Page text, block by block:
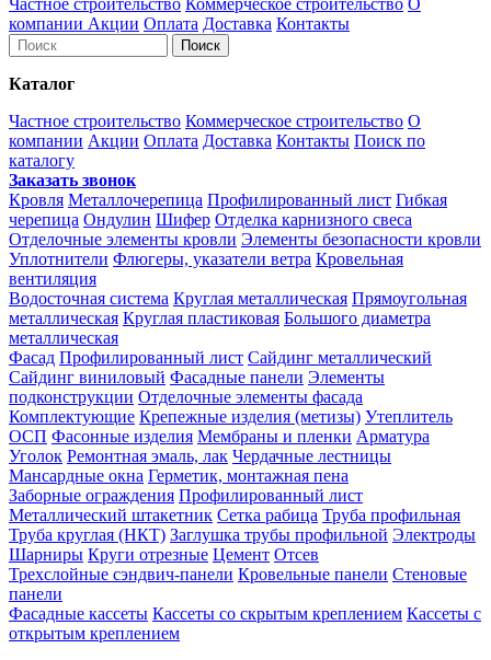
компании Акции Оплата Доставка Контакты
Каталог
Частное строительство Коммерческое строительство О
компании Акции Оплата Доставка Контакты Поиск по
каталогу
Заказать звонок
Кровля Металлочерепица Профилированный лист Гибкая
черепица Ондулин Шифер Отделка карнизного свеса
Отделочные элементы кровли Элементы безопасности кровли
Уплотнители Флюгеры, указатели ветра Кровельная
вентиляция
Водосточная система Круглая металлическая Прямоугольная
металлическая Круглая пластиковая Большого диаметра
металлическая
Фасад Профилированный лист Сайдинг металлический
Сайдинг виниловый Фасадные панели Элементы
подконструкции Отделочные элементы фасада
Комплектующие Крепежные изделия (метизы) Утеплитель
ОСП Фасонные изделия Мембраны и пленки Арматура
Уголок Ремонтная эмаль, лак Чердачные лестницы
Мансардные окна Герметик, монтажная пена
Заборные ограждения Профилированный лист
Металлический штакетник Сетка рабица Труба профильная
Труба круглая (НКТ) Заглушка трубы профильной Электроды
Шарниры Круги отрезные Цемент Отсев
Трехслойные сэндвич-панели Кровельные панели Стеновые
панели
Фасадные кассеты Кассеты со скрытым креплением Кассеты с
открытым креплением